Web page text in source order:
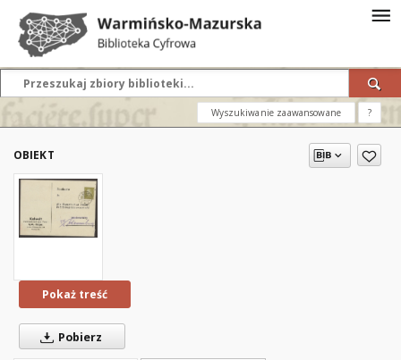
Wyszukiwanie zaawansowane ?
OBIEKT
Pokaż treść
Pobierz